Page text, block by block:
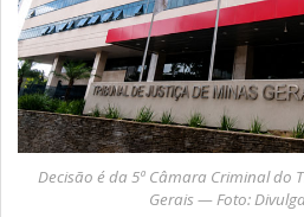
Decisão é da 5ª Câmara Criminal do
Gerais — Foto: